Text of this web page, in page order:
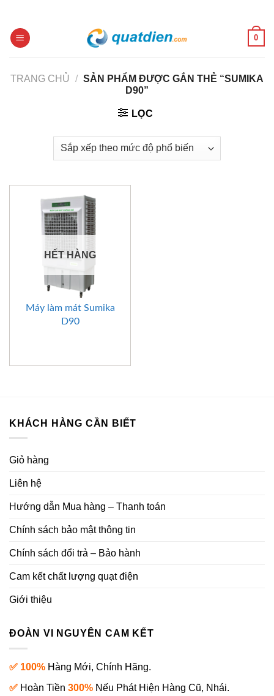
content
0
TRANG CHỦ / SẢN PHẨM ĐƯỢC GẮN THẺ “SUMIKA
D90”
LỌC
HẾT HÀNG
Máy làm mát Sumika
D90
KHÁCH HÀNG CẦN BIẾT
Giỏ hàng
Liên hệ
Hướng dẫn Mua hàng – Thanh toán
Chính sách bảo mật thông tin
Chính sách đổi trả – Bảo hành
Cam kết chất lượng quạt điện
Giới thiệu
ĐOÀN VI NGUYÊN CAM KẾT
✅ 100% Hàng Mới, Chính Hãng.
✅ Hoàn Tiền 300% Nếu Phát Hiện Hàng Cũ, Nhái.